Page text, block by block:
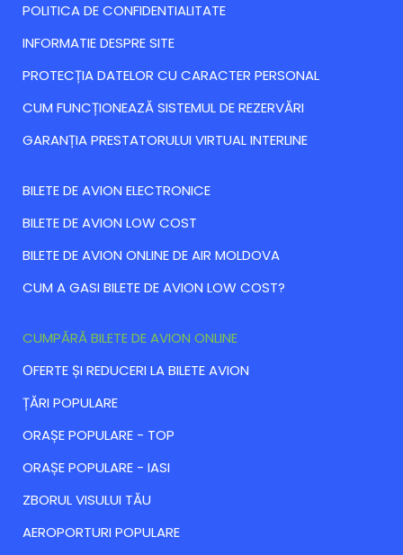
POLITICA DE CONFIDENTIALITATE
INFORMATIE DESPRE SITE
PROTECȚIA DATELOR CU CARACTER PERSONAL
CUM FUNCȚIONEAZĂ SISTEMUL DE REZERVĂRI
GARANȚIA PRESTATORULUI VIRTUAL INTERLINE
BILETE DE AVION ELECTRONICE
BILETE DE AVION LOW COST
BILETE DE AVION ONLINE DE AIR MOLDOVA
CUM A GASI BILETE DE AVION LOW COST?
CUMPĂRĂ BILETE DE AVION ONLINE
ОFERTE ȘI REDUCERI LA BILETE AVION
ȚĂRI POPULARE
ORAȘE POPULARE - TOP
ORAȘE POPULARE - IASI
ZBORUL VISULUI TĂU
AEROPORTURI POPULARE